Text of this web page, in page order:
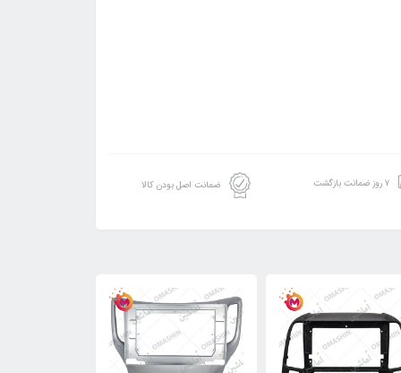
۷ روز ضمانت بازگشت ضمانت اصل بودن کالا